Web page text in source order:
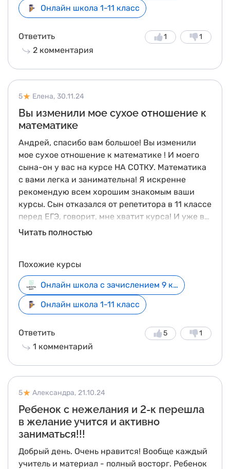
Онлайн школа 1-11 класс
Ответить
2 комментария
1
1
5 30.11.24
Елена,
Вы изменили мое сухое отношение к
математике
Андрей, спасибо вам большое! Вы изменили
мое сухое отношение к математике ! И моего
сына-он у вас на курсе НА СОТКУ. Математика
с вами легка и занимательна! Я искренне
рекомендую всем хорошим знакомым ваши
курсы. Сын отказался от репетитора в 11 классе
перед ЕГЭ, говорит, мне хватит курса! И уже в
ноябре написал пробник у вас на 70 баллов. Я
P.S. Кстати, вы знаете , что местоимение вы
обращение, а «Вы»- это уже будет масло
масляное) , типа тавтологии. Узнала недавно в
43 года 🙌
Читать полностью
Похожие курсы
Онлайн школа с зачислением 9 класс
Онлайн школа 1-11 класс
Ответить
1 комментарий
1
5
5 21.10.24
Александра,
Ребенок с нежелания и 2-к перешла
в желание учится и активно
заниматься!!!
Добрый день. Очень нравится! Вообще каждый
учитель и материал - полный восторг. Ребенок